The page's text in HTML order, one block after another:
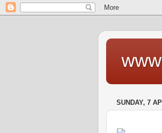
SUNDAY, 7